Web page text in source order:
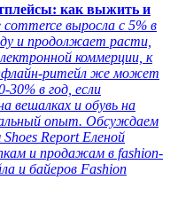
как выжить и
commerce выросла с 5% в
и продолжает расти,
коммерции, к
ритейл же может
в год, если
вешалках и обувь на
опыт. Обсуждаем
Report Еленой
и продажам в fashion-
и байеров Fashion